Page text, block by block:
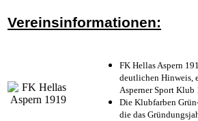
Vereinsinformationen:
FK Hellas Aspern
deutlichen Hinweis,
Asperner Sport Klub
Die Klubfarben
die das